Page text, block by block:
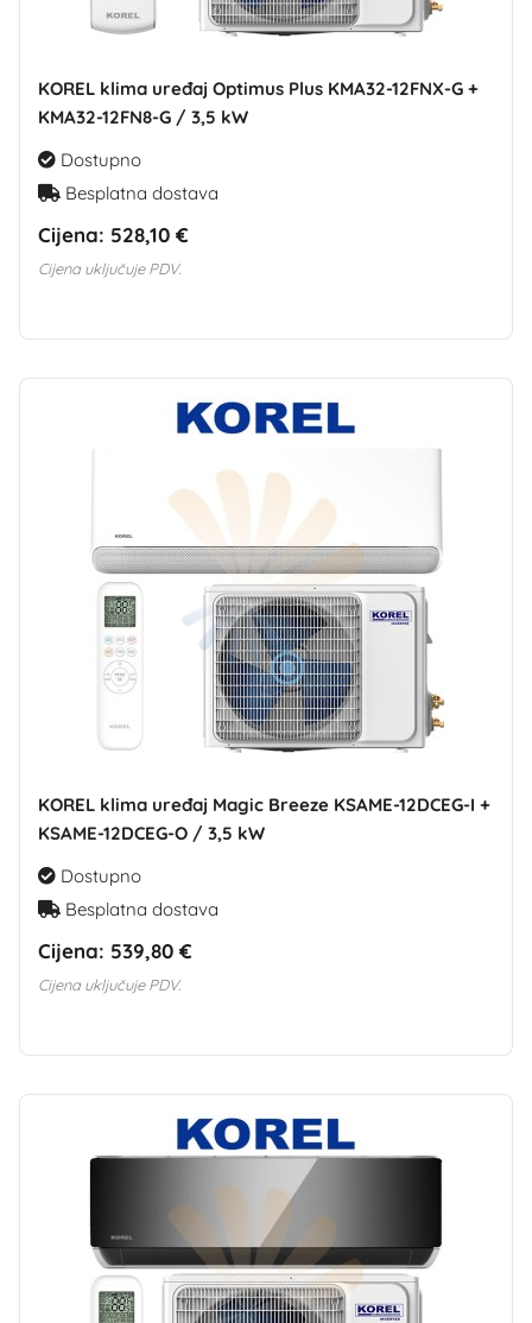
KOREL klima uređaj Optimus Plus KMA32-12FNX-G +
KMA32-12FN8-G / 3,5 kW
Dostupno
Besplatna dostava
Cijena: 528,10 €
Cijena uključuje PDV.
KOREL klima uređaj Magic Breeze KSAME-12DCEG-I +
KSAME-12DCEG-O / 3,5 kW
Dostupno
Besplatna dostava
Cijena: 539,80 €
Cijena uključuje PDV.